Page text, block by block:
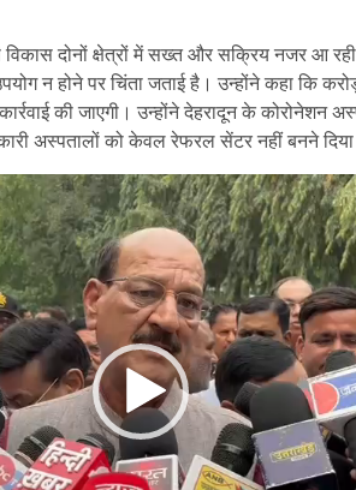
दोनों क्षेत्रों में सख्त और सक्रिय नजर आ
न होने पर चिंता जताई है। उन्होंने कहा कि
की जाएगी। उन्होंने देहरादून के कोरोनेशन
अस्पतालों को केवल रेफरल सेंटर नहीं बनने दिया